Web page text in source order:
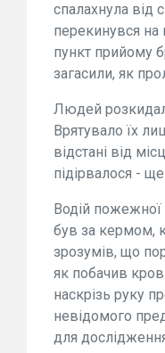
спалахнула від
перекинувся на
пункт прийому
загасили, як
Людей
Врятувало їх
відстані від
підірвалося -
Водій
був за кермом,
зрозумів, що
як побачив
наскрізь руку
невідомого
для